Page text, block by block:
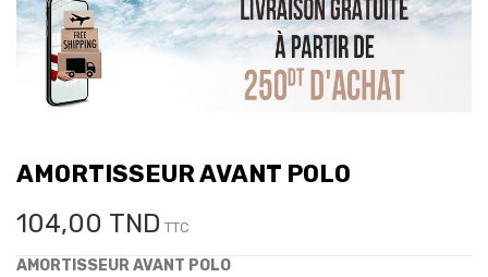
AMORTISSEUR AVANT POLO
104,00 TND TTC
AMORTISSEUR AVANT POLO